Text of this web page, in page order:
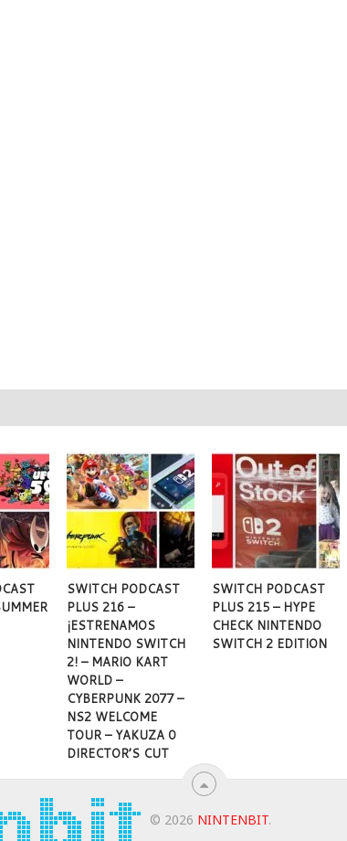
SWITCH PODCAST
PLUS 216 –
¡ESTRENAMOS
NINTENDO SWITCH
2! – MARIO KART
WORLD –
CYBERPUNK 2077 –
NS2 WELCOME
TOUR – YAKUZA 0
DIRECTOR’S CUT
SWITCH PODCAST
PLUS 215 – HYPE
CHECK NINTENDO
SWITCH 2 EDITION
© 2026 NINTENBIT.